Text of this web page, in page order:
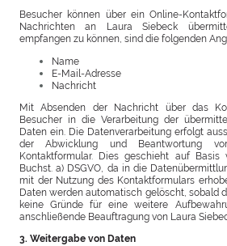
Besucher können über ein Online-
Nachrichten an Laura Siebeck
empfangen zu können, sind die folgenden
Name
E-Mail-Adresse
Nachricht
Mit Absenden der Nachricht über das
Besucher in die Verarbeitung der
Daten ein. Die Datenverarbeitung erfolgt
der Abwicklung und Beantwortung
Kontaktformular. Dies geschieht auf
Buchst. a) DSGVO, da in die
mit der Nutzung des Kontaktformulars
Daten werden automatisch gelöscht, sobald
keine Gründe für eine weitere
anschließende Beauftragung von Laura
3. Weitergabe von Daten